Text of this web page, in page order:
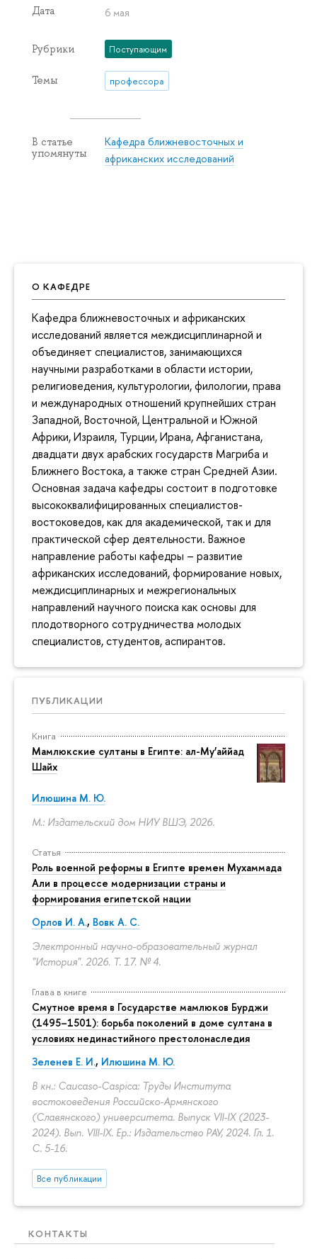
О КАФЕДРЕ
Кафедра ближневосточных и африканских
исследований является междисциплинарной и
объединяет специалистов, занимающихся
научными разработками в области истории,
религиоведения, культурологии, филологии, права
и международных отношений крупнейших стран
Западной, Восточной, Центральной и Южной
Африки, Израиля, Турции, Ирана, Афганистана,
двадцати двух арабских государств Магриба и
Ближнего Востока, а также стран Средней Азии.
Основная задача кафедры состоит в подготовке
высококвалифицированных специалистов-
востоковедов, как для академической, так и для
практической сфер деятельности. Важное
направление работы кафедры – развитие
африканских исследований, формирование новых,
междисциплинарных и межрегиональных
направлений научного поиска как основы для
плодотворного сотрудничества молодых
специалистов, студентов, аспирантов.
ПУБЛИКАЦИИ
Книга
Мамлюкские султаны в Египте: ал-Му’аййад
Шайх
Илюшина М. Ю.
М.: Издательский дом НИУ ВШЭ, 2026.
Статья
Роль военной реформы в Египте времен Мухаммада
Али в процессе модернизации страны и
формирования египетской нации
Орлов И. А., Вовк А. С.
Электронный научно-образовательный журнал
"История". 2026. Т. 17. № 4.
Глава в книге
Смутное время в Государстве мамлюков Бурджи
(1495–1501): борьба поколений в доме султана в
условиях нединастийного престолонаследия
Зеленев Е. И., Илюшина М. Ю.
В кн.: Caucaso-Caspica: Труды Института
востоковедения Российско-Армянского
(Славянского) университета. Выпуск VII-IX (2023-
2024). Вып. VIII-IX. Ер.: Издательство РАУ, 2024. Гл. 1.
С. 5-16.
Все публикации
КОНТАКТЫ
Дата 6 мая
Рубрики Поступающим
Темы профессора
В статье
упомянуты
Кафедра ближневосточных и
африканских исследований